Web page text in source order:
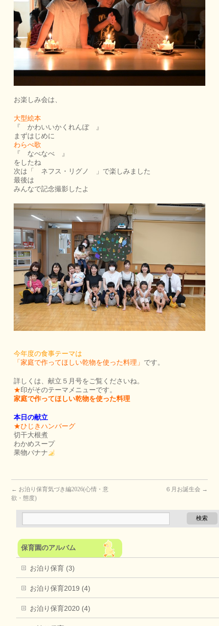
お楽しみ会は、
大型絵本
『 かわいいかくれんぼ 』
まずはじめに
わらべ歌
『 なべなべ 』
をしたね
次は「 ネフス・リグノ 」で楽しみました
最後は
みんなで記念撮影したよ
今年度の食事テーマは
「家庭で作ってほしい乾物を使った料理」 です。
詳しくは、献立５月号をご覧くださいね。
★印がそのテーマメニューです。
家庭で作ってほしい乾物を使った料理
本日の献立
★ひじきハンバーグ
切干大根煮
わかめスープ
果物バナナ
← お泊り保育気づき編2026(心情・意
欲・態度)
６月お誕生会 →
保育園のアルバム
お泊り保育 (3)
お泊り保育2019 (4)
お泊り保育2020 (4)